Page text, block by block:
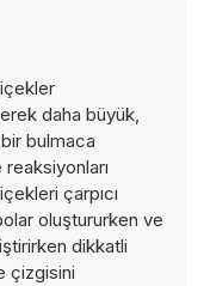
daha büyük,
bulmaca
çarpıcı
oluştururken ve
dikkatli
çizgisini